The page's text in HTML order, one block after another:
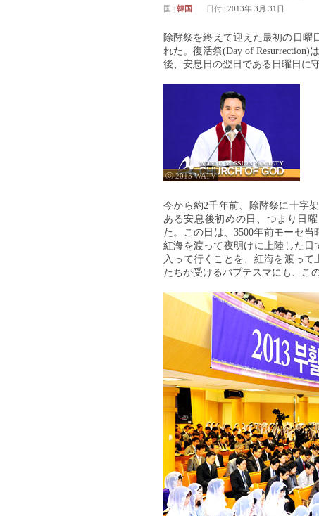
国 韓国 日付 2013年.3月.31日
除酵祭を終えて迎えた最初の日曜
れた。復活祭(Day of
後、安息日の翌日である日曜日に
ⓒ 2013 WATV
今から約2千年前、除酵祭に十字
ある安息後初めの日、つまり日
た。この日は、3500年前モーセ
紅海を渡って夜明けに上陸した
入って行くことを、紅海を渡っ
たちが受けるバプテスマにも、こ